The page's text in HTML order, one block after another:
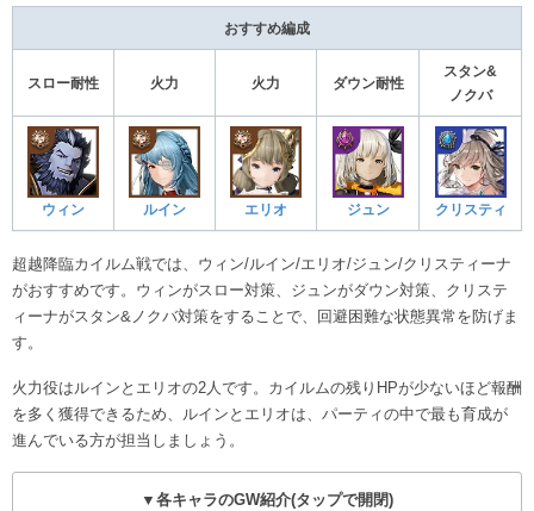
おすすめ編成
スロー耐性 火力 火力 ダウン耐性
スタン&
ノクバ
ウィン ルイン エリオ ジュン クリスティ
超越降臨カイルム戦では、ウィン/ルイン/エリオ/ジュン/クリスティーナ
がおすすめです。ウィンがスロー対策、ジュンがダウン対策、クリステ
ィーナがスタン&ノクバ対策をすることで、回避困難な状態異常を防げま
す。
火力役はルインとエリオの2人です。カイルムの残りHPが少ないほど報酬
を多く獲得できるため、ルインとエリオは、パーティの中で最も育成が
進んでいる方が担当しましょう。
▼各キャラのGW紹介(タップで開閉)